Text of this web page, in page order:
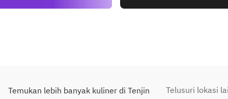
Temukan lebih banyak kuliner di Tenjin Telusuri lokasi